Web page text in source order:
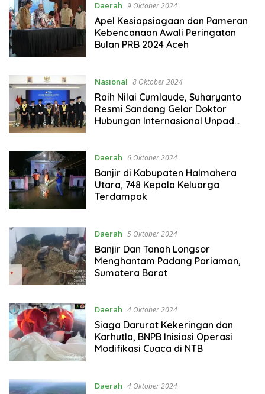
Daerah 9 Oktober 2024
Apel Kesiapsiagaan dan Pameran
Kebencanaan Awali Peringatan
Bulan PRB 2024 Aceh
Nasional 8 Oktober 2024
Raih Nilai Cumlaude, Suharyanto
Resmi Sandang Gelar Doktor
Hubungan Internasional Unpad
Daerah 6 Oktober 2024
Banjir di Kabupaten Halmahera
Utara, 748 Kepala Keluarga
Terdampak
Daerah 5 Oktober 2024
Banjir Dan Tanah Longsor
Menghantam Padang Pariaman,
Sumatera Barat
Daerah 4 Oktober 2024
Siaga Darurat Kekeringan dan
Karhutla, BNPB Inisiasi Operasi
Modifikasi Cuaca di NTB
Daerah 4 Oktober 2024